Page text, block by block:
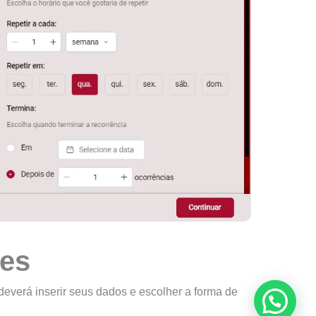
inserir seus dados e escolher a forma de